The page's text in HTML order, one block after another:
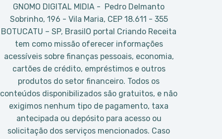
GNOMO DIGITAL MIDIA - Pedro Delmanto
Sobrinho, 196 - Vila Maria, CEP 18.611 - 355
BOTUCATU – SP, BrasilO portal Criando Receita
tem como missão oferecer informações
acessíveis sobre finanças pessoais, economia,
cartões de crédito, empréstimos e outros
produtos do setor financeiro. Todos os
conteúdos disponibilizados são gratuitos, e não
exigimos nenhum tipo de pagamento, taxa
antecipada ou depósito para acesso ou
solicitação dos serviços mencionados. Caso